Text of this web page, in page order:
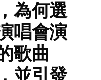
為何選
唱會演
歌曲
並引發